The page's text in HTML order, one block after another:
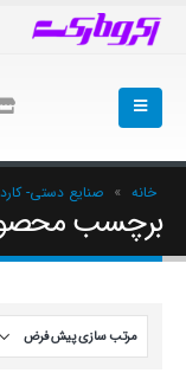
خانه » صنایع دستی-
برچسب